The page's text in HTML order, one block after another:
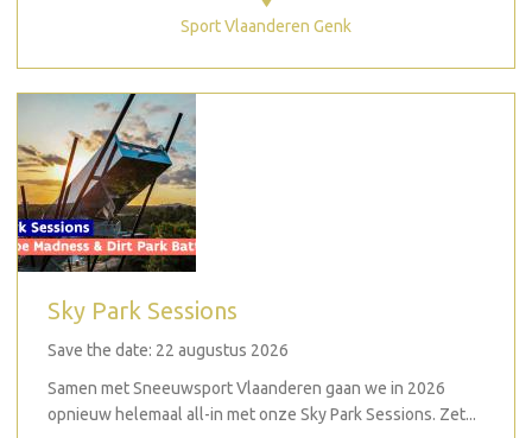
Sport Vlaanderen Genk
Sky Park Sessions
Save the date: 22 augustus 2026
Samen met Sneeuwsport Vlaanderen gaan we in 2026
opnieuw helemaal all-in met onze Sky Park Sessions. Zet...